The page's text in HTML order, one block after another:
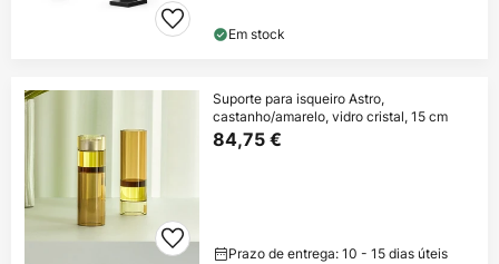
Em stock
Suporte para isqueiro Astro,
castanho/amarelo, vidro cristal, 15 cm
84,75 €
Prazo de entrega: 10 - 15 dias úteis